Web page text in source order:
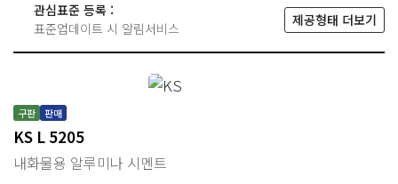
관심표준 등록 :
표준업데이트 시 알림서비스
제공형태 더보기
구판 판매
KS L 5205
내화물용 알루미나 시멘트